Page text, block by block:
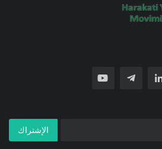
الإشتراك